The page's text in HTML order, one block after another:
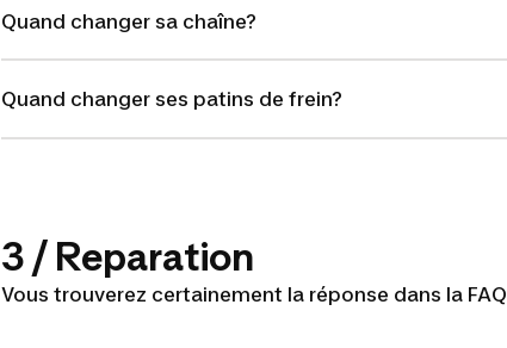
Quand changer sa chaîne?
Quand changer ses patins de frein?
3 / Reparation
Vous trouverez certainement la réponse dans la FAQ